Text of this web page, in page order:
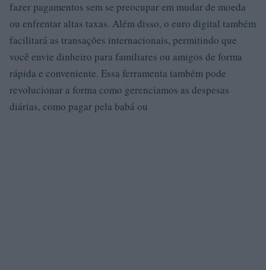
fazer pagamentos sem se preocupar em mudar de moeda
ou enfrentar altas taxas. Além disso, o euro digital também
facilitará as transações internacionais, permitindo que
você envie dinheiro para familiares ou amigos de forma
rápida e conveniente. Essa ferramenta também pode
revolucionar a forma como gerenciamos as despesas
diárias, como pagar pela babá ou